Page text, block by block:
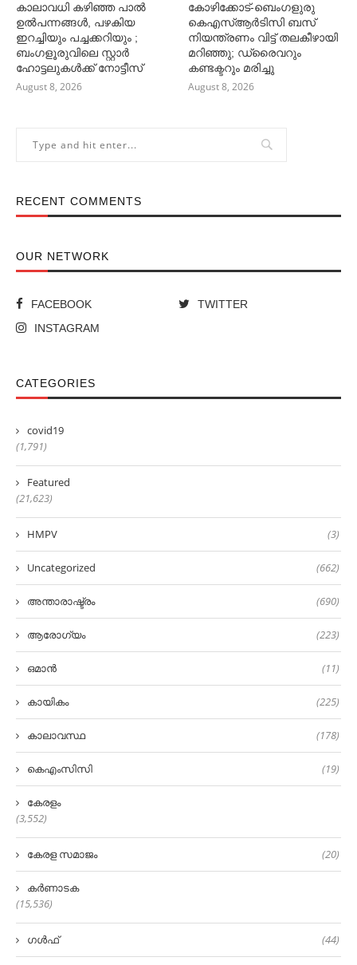
കാലാവധി കഴിഞ്ഞ പാല്‍
ഉല്‍പന്നങ്ങള്‍, പഴകിയ
ഇറച്ചിയും പച്ചക്കറിയും ;
ബംഗളൂരുവിലെ സ്റ്റാര്‍
ഹോട്ടലുകള്‍ക്ക് നോട്ടീസ്
August 8, 2026
കോഴിക്കോട്-ബെംഗളുരു
കെഎസ്ആർടിസി ബസ്
നിയന്ത്രണം വിട്ട് തലകീഴായി
മറിഞ്ഞു; ഡ്രൈവറും
കണ്ടക്ട‌റും മരിച്ചു
August 8, 2026
RECENT COMMENTS
OUR NETWORK
FACEBOOK
TWITTER
INSTAGRAM
CATEGORIES
covid19
(1,791)
Featured
(21,623)
HMPV (3)
Uncategorized (662)
അന്താരാഷ്ട്രം (690)
ആരോഗ്യം (223)
ഒമാൻ (11)
കായികം (225)
കാലാവസ്ഥ (178)
കെഎംസിസി (19)
കേരളം
(3,552)
കേരള സമാജം (20)
കർണാടക
(15,536)
ഗൾഫ് (44)